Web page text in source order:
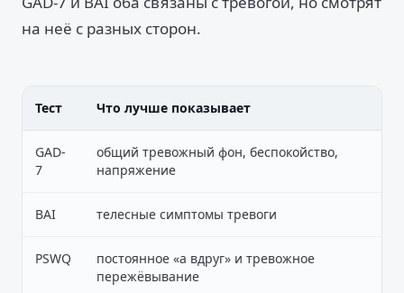
на неё с разных сторон.
Тест Что лучше показывает
GAD-
7
общий тревожный фон, беспокойство,
напряжение
BAI телесные симптомы тревоги
PSWQ
постоянное «а вдруг» и тревожное
пережёвывание